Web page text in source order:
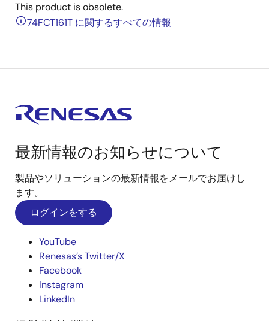
This product is obsolete.
74FCT161T に関するすべての情報
最新情報のお知らせについて
製品やソリューションの最新情報をメールでお届けし
ます。
ログインをする
YouTube
Renesas’s Twitter/X
Facebook
Instagram
LinkedIn